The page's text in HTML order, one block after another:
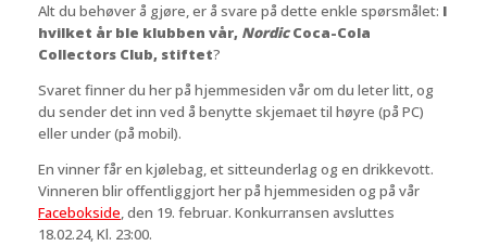
Alt du behøver å gjøre, er å svare på dette enkle spørsmålet: I
hvilket år ble klubben vår, NordicCoca-Cola
Collectors Club, stiftet?
Svaret finner du her på hjemmesiden vår om du leter litt, og
du sender det inn ved å benytte skjemaet til høyre (på PC)
eller under (på mobil).
En vinner får en kjølebag, et sitteunderlag og en drikkevott.
Vinneren blir offentliggjort her på hjemmesiden og på vår
Facebokside, den 19. februar. Konkurransen avsluttes
18.02.24, Kl. 23:00.